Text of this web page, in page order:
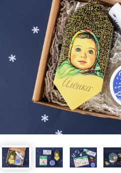
Нажимая на кнопку, я даю